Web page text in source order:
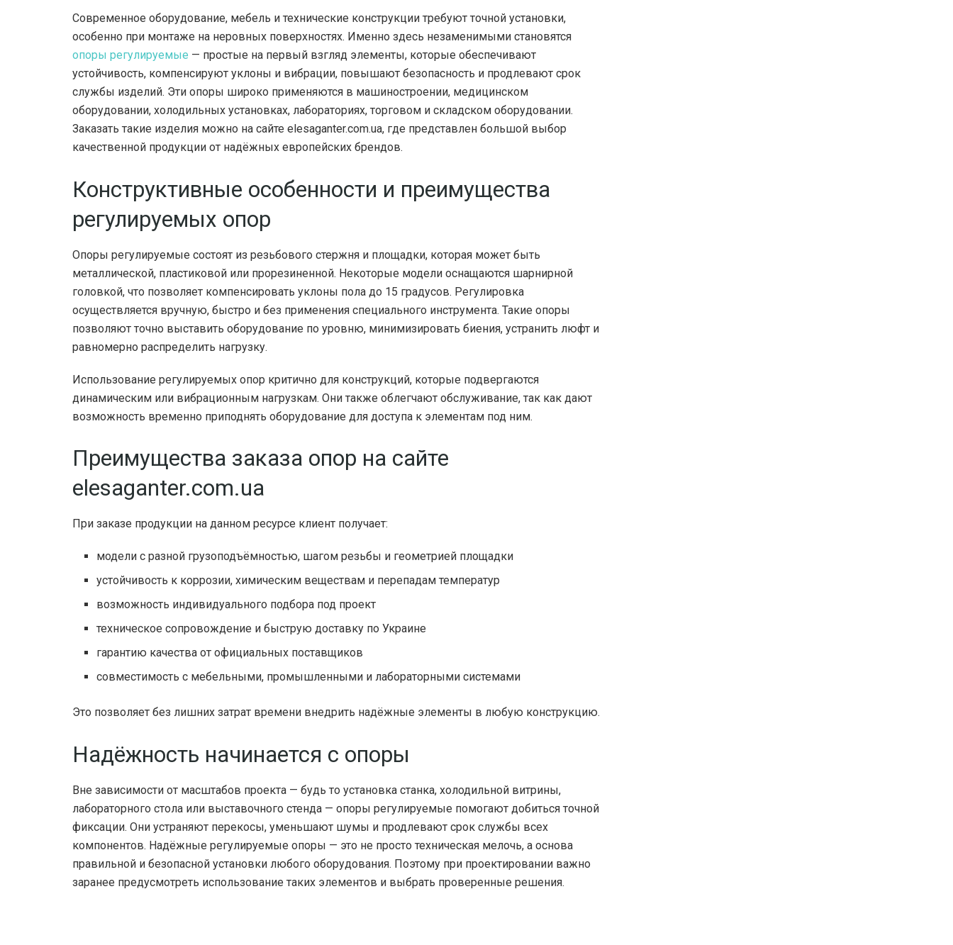
Современное оборудование, мебель и технические конструкции требуют точной установки,
особенно при монтаже на неровных поверхностях. Именно здесь незаменимыми становятся
опоры регулируемые — простые на первый взгляд элементы, которые обеспечивают
устойчивость, компенсируют уклоны и вибрации, повышают безопасность и продлевают срок
службы изделий. Эти опоры широко применяются в машиностроении, медицинском
оборудовании, холодильных установках, лабораториях, торговом и складском оборудовании.
Заказать такие изделия можно на сайте elesaganter.com.ua, где представлен большой выбор
качественной продукции от надёжных европейских брендов.
Конструктивные особенности и преимущества
регулируемых опор
Опоры регулируемые состоят из резьбового стержня и площадки, которая может быть
металлической, пластиковой или прорезиненной. Некоторые модели оснащаются шарнирной
головкой, что позволяет компенсировать уклоны пола до 15 градусов. Регулировка
осуществляется вручную, быстро и без применения специального инструмента. Такие опоры
позволяют точно выставить оборудование по уровню, минимизировать биения, устранить люфт и
равномерно распределить нагрузку.
Использование регулируемых опор критично для конструкций, которые подвергаются
динамическим или вибрационным нагрузкам. Они также облегчают обслуживание, так как дают
возможность временно приподнять оборудование для доступа к элементам под ним.
Преимущества заказа опор на сайте
elesaganter.com.ua
При заказе продукции на данном ресурсе клиент получает:
модели с разной грузоподъёмностью, шагом резьбы и геометрией площадки
устойчивость к коррозии, химическим веществам и перепадам температур
возможность индивидуального подбора под проект
техническое сопровождение и быструю доставку по Украине
гарантию качества от официальных поставщиков
совместимость с мебельными, промышленными и лабораторными системами
Это позволяет без лишних затрат времени внедрить надёжные элементы в любую конструкцию.
Надёжность начинается с опоры
Вне зависимости от масштабов проекта — будь то установка станка, холодильной витрины,
лабораторного стола или выставочного стенда — опоры регулируемые помогают добиться точной
фиксации. Они устраняют перекосы, уменьшают шумы и продлевают срок службы всех
компонентов. Надёжные регулируемые опоры — это не просто техническая мелочь, а основа
правильной и безопасной установки любого оборудования. Поэтому при проектировании важно
заранее предусмотреть использование таких элементов и выбрать проверенные решения.